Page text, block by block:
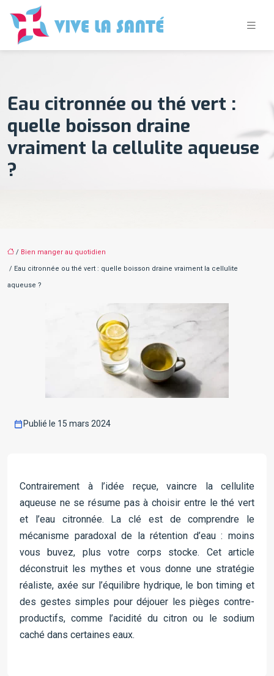
Eau citronnée ou thé vert :
quelle boisson draine
vraiment la cellulite aqueuse
?
/ Bien manger au quotidien
/ Eau citronnée ou thé vert : quelle boisson draine vraiment la cellulite
aqueuse ?
Publié le 15 mars 2024
Contrairement à l’idée reçue, vaincre la cellulite
aqueuse ne se résume pas à choisir entre le thé vert
et l’eau citronnée. La clé est de comprendre le
mécanisme paradoxal de la rétention d’eau : moins
vous buvez, plus votre corps stocke. Cet article
déconstruit les mythes et vous donne une stratégie
réaliste, axée sur l’équilibre hydrique, le bon timing et
des gestes simples pour déjouer les pièges contre-
productifs, comme l’acidité du citron ou le sodium
caché dans certaines eaux.